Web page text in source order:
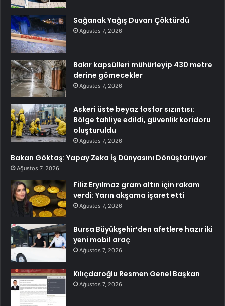
Sağanak Yağış Duvarı Çöktürdü
Ağustos 7, 2026
Bakır kapsülleri mühürleyip 430 metre
derine gömecekler
Ağustos 7, 2026
Askeri üste beyaz fosfor sızıntısı:
Bölge tahliye edildi, güvenlik koridoru
oluşturuldu
Ağustos 7, 2026
Bakan Göktaş: Yapay Zeka İş Dünyasını Dönüştürüyor
Ağustos 7, 2026
Filiz Eryılmaz gram altın için rakam
verdi: Yarın akşama işaret etti
Ağustos 7, 2026
Bursa Büyükşehir’den afetlere hazır iki
yeni mobil araç
Ağustos 7, 2026
Kılıçdaroğlu Resmen Genel Başkan
Ağustos 7, 2026